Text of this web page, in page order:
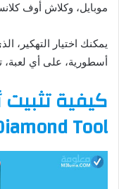
موبايل، وكلاش أوف
يمكنك اختيار
أسطورية، على أي لعبة،
Tool